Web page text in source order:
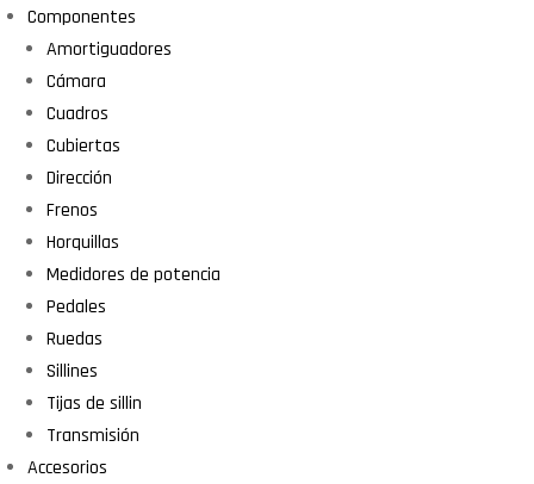
Componentes
Amortiguadores
Cámara
Cuadros
Cubiertas
Dirección
Frenos
Horquillas
Medidores de potencia
Pedales
Ruedas
Sillines
Tijas de sillin
Transmisión
Accesorios